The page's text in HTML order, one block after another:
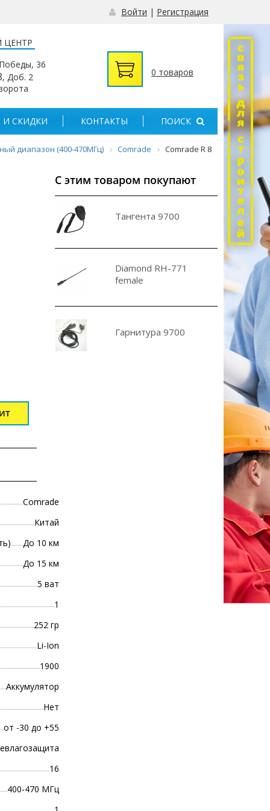
Войти | Регистрация
ЦЕНТР
36
, Доб. 2
0 товаров
СКИДКИ КОНТАКТЫ ПОИСК
диапазон (400-470МГц) Comrade Comrade R 8
Comrade
Китай
До 10 км
До 15 км
5 ват
1
252 гр
Li-Ion
1900
Аккумулятор
Нет
от -30 до +55
16
400-470 МГц
С этим товаром покупают
Тангента 9700
Diamond RH-771
female
Гарнитура 9700